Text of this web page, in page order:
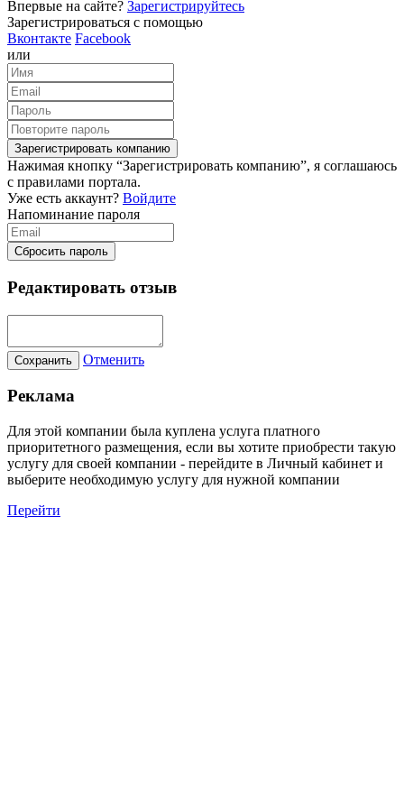
Впервые на сайте? Зарегистрируйтесь
Зарегистрироваться с помощью
Вконтакте Facebook
или
Зарегистрировать компанию
Нажимая кнопку “Зарегистрировать компанию”, я соглашаюсь
с правилами портала.
Уже есть аккаунт? Войдите
Напоминание пароля
Сбросить пароль
Редактировать отзыв
Сохранить Отменить
Реклама
Для этой компании была куплена услуга платного
приоритетного размещения, если вы хотите приобрести такую
услугу для своей компании - перейдите в Личный кабинет и
выберите необходимую услугу для нужной компании
Перейти